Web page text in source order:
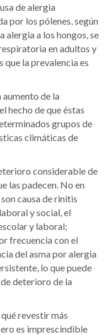
de alergia
por los pólenes, según
alergia a los hongos, se
en adultos y
que la prevalencia es
aumento de la
hecho de que éstas
grupos de
climáticas de
considerable de
las padecen. No en
causa de rinitis
y social, el
y laboral;
frecuencia con el
del asma por alergia
lo que puede
deterioro de la
revestir más
es imprescindible